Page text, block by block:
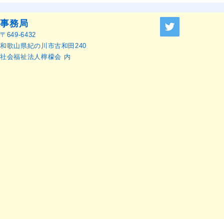
催のお知らせ
本語訳）
事務局
〒649-6432
和歌山県紀の川市古和田240
社会福祉法人檸檬会 内